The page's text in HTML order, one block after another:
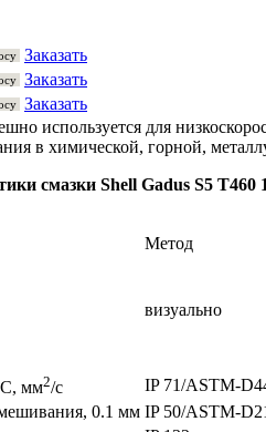
Заказать
Заказать
Заказать
используется для
в химической, горной,
смазки Shell Gadus S5 T460
Метод
визуально
мм2/с IP 71/ASTM-
0.1 мм IP 50/ASTM-